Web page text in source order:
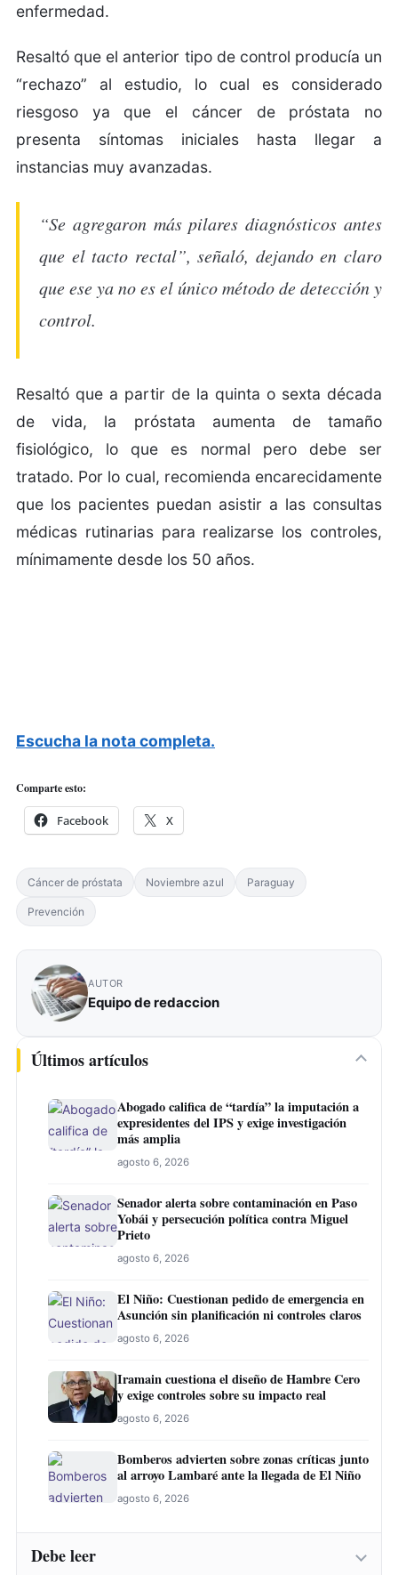
enfermedad.
Resaltó que el anterior tipo de control producía un
“rechazo” al estudio, lo cual es considerado
riesgoso ya que el cáncer de próstata no
presenta síntomas iniciales hasta llegar a
instancias muy avanzadas.
“Se agregaron más pilares diagnósticos antes
que el tacto rectal”, señaló, dejando en claro
que ese ya no es el único método de detección y
control.
Resaltó que a partir de la quinta o sexta década
de vida, la próstata aumenta de tamaño
fisiológico, lo que es normal pero debe ser
tratado. Por lo cual, recomienda encarecidamente
que los pacientes puedan asistir a las consultas
médicas rutinarias para realizarse los controles,
mínimamente desde los 50 años.
Escucha la nota completa.
Comparte esto:
Facebook X
Cáncer de próstata Noviembre azul Paraguay
Prevención
AUTOR
Equipo de redaccion
Últimos artículos
Abogado califica de “tardía” la imputación a
expresidentes del IPS y exige investigación
más amplia
agosto 6, 2026
Senador alerta sobre contaminación en Paso
Yobái y persecución política contra Miguel
Prieto
agosto 6, 2026
El Niño: Cuestionan pedido de emergencia en
Asunción sin planificación ni controles claros
agosto 6, 2026
Iramain cuestiona el diseño de Hambre Cero
y exige controles sobre su impacto real
agosto 6, 2026
Bomberos advierten sobre zonas críticas junto
al arroyo Lambaré ante la llegada de El Niño
agosto 6, 2026
Debe leer